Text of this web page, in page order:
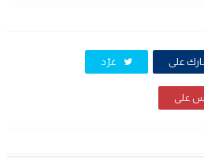
على غرّد
على